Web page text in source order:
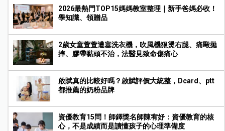
2026最熱門TOP15媽媽教室整理｜新手爸媽必收！
學知識、領贈品
2歲女童萱萱遭塞洗衣機，吹風機狠燙右腿、痛毆拋
摔、膠帶黏頭不治，法醫見致命傷痛心
啟賦真的比較好嗎？啟賦評價大統整，Dcard、ptt
都推薦的奶粉品牌
資優教育15問！師鐸獎名師陳宥妤：資優教育的核
心，不是成績而是讀懂孩子的心理準備度